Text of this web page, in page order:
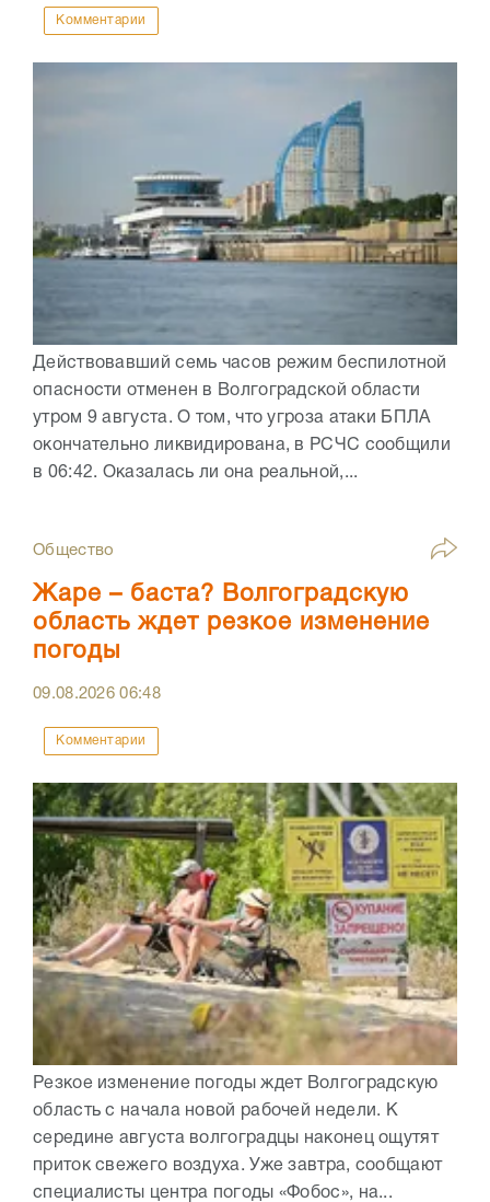
Комментарии
Действовавший семь часов режим беспилотной
опасности отменен в Волгоградской области
утром 9 августа. О том, что угроза атаки БПЛА
окончательно ликвидирована, в РСЧС сообщили
в 06:42. Оказалась ли она реальной,...
Общество
Жаре – баста? Волгоградскую
область ждет резкое изменение
погоды
09.08.202606:48
Комментарии
Резкое изменение погоды ждет Волгоградскую
область с начала новой рабочей недели. К
середине августа волгоградцы наконец ощутят
приток свежего воздуха. Уже завтра, сообщают
специалисты центра погоды «Фобос», на...